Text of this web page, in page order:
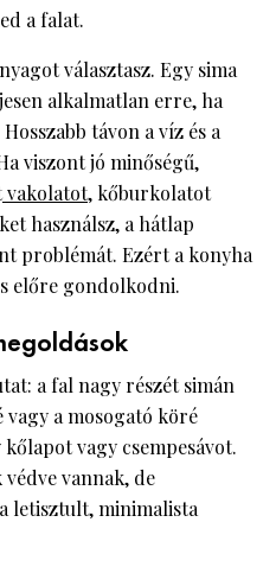
a falat.
választasz. Egy sima
alkalmatlan erre, ha
távon a víz és a
viszont jó minőségű,
vakolatot, kőburkolatot
használsz, a hátlap
problémát. Ezért a konyha
előre gondolkodni.
a fal nagy részét simán
vagy a mosogató köré
vagy csempesávot.
vannak, de
letisztult, minimalista